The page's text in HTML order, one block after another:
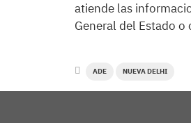
atiende las
General del Estado o
ADE NUEVA DELHI